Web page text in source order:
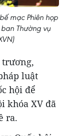
mạc Phiên họp
Thường vụ
trương,
luật
hội để
khóa XV đã
ra.